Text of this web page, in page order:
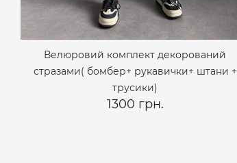
Велюровий комплект декорований
стразами( бомбер+ рукавички+ штани +
трусики)
1300 грн.